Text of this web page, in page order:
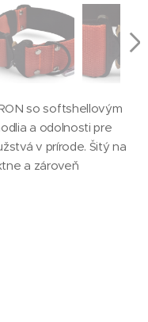
so softshellovým
a odolnosti pre
v prírode. Šitý na
a zároveň